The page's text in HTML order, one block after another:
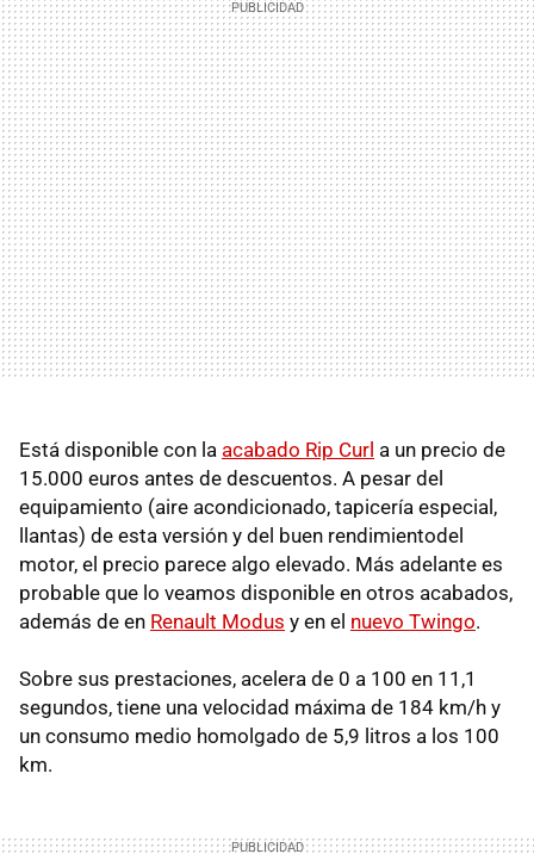
Está disponible con la acabado Rip Curl a un precio de
15.000 euros antes de descuentos. A pesar del
equipamiento (aire acondicionado, tapicería especial,
llantas) de esta versión y del buen rendimientodel
motor, el precio parece algo elevado. Más adelante es
probable que lo veamos disponible en otros acabados,
además de en Renault Modus y en el nuevo Twingo.
Sobre sus prestaciones, acelera de 0 a 100 en 11,1
segundos, tiene una velocidad máxima de 184 km/h y
un consumo medio homolgado de 5,9 litros a los 100
km.